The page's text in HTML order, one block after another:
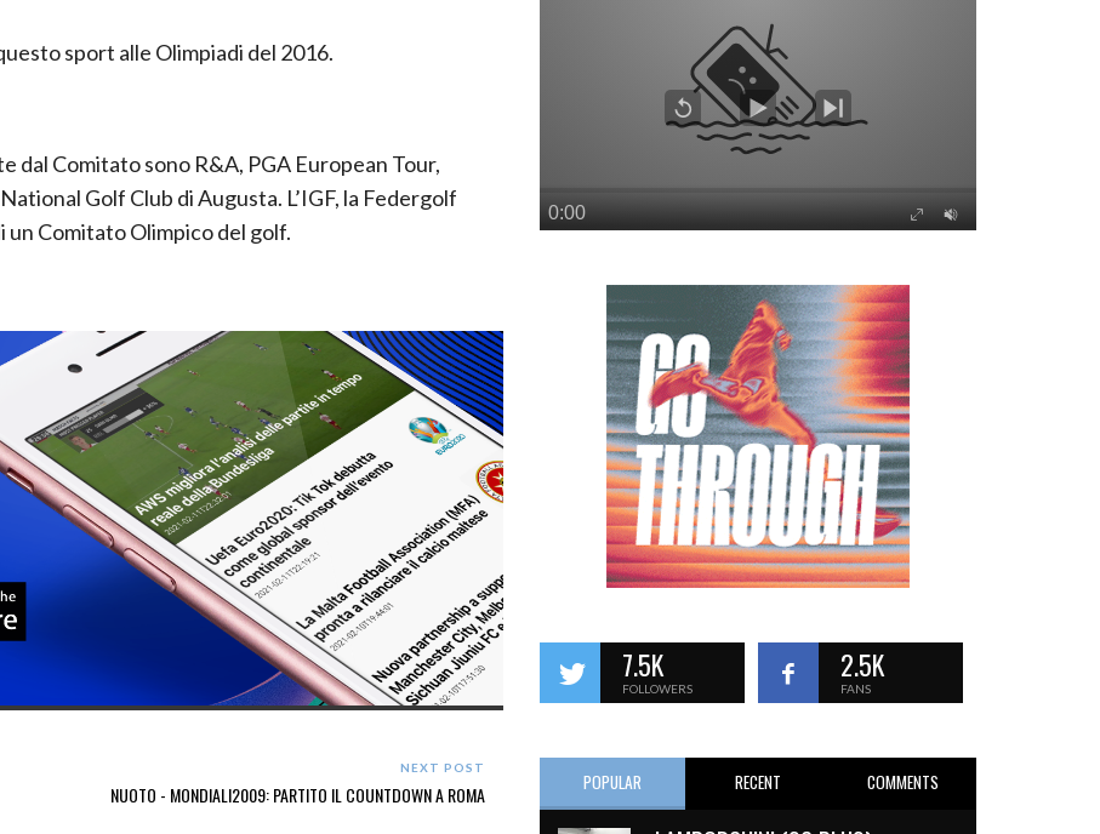
sport alle Olimpiadi del 2016.
dal Comitato sono R&A, PGA European Tour,
Golf Club di Augusta. L’IGF, la Federgolf
Comitato Olimpico del golf.
NEXT POST
NUOTO - MONDIALI2009: PARTITO IL COUNTDOWN A ROMA
7.5K
FOLLOWERS
2.5K
FANS
POPULAR RECENT COMMENTS